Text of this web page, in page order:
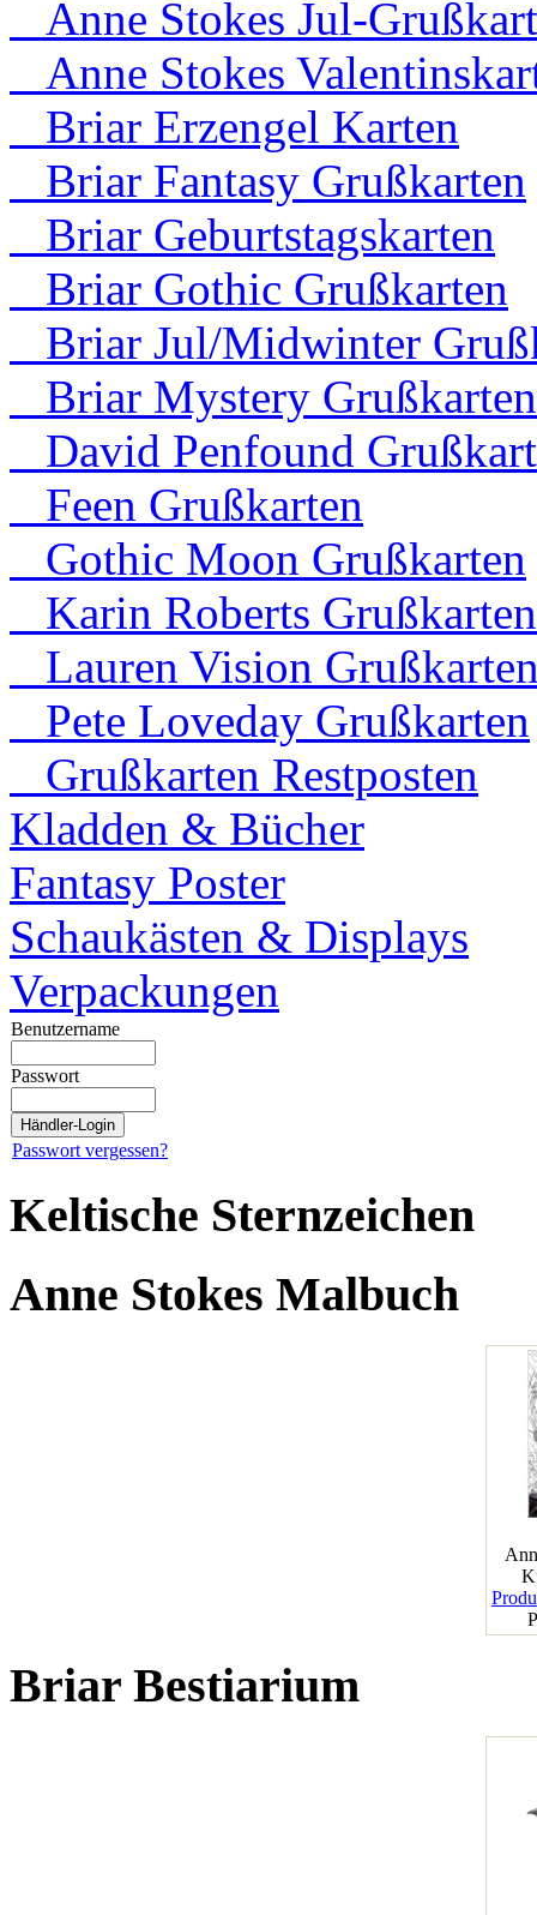
Anne Stokes Jul-
Anne Stokes
Briar Erzengel Karten
Briar Fantasy Grußkarten
Briar Geburtstagskarten
Briar Gothic Grußkarten
Briar Jul/Midwinter
Briar Mystery Grußkarten
David Penfound
Feen Grußkarten
Gothic Moon Grußkarten
Karin Roberts Grußkarten
Lauren Vision
Pete Loveday Grußkarten
Grußkarten Restposten
Kladden & Bücher
Fantasy Poster
Schaukästen & Displays
Verpackungen
Benutzername
Passwort
Passwort vergessen?
Keltische Sternzeichen
Anne Stokes Malbuch
Briar Bestiarium